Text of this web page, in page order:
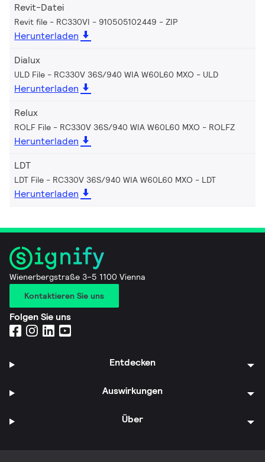
Revit-Datei
Revit file - RC330VI - 910505102449 ZIP
Herunterladen
Dialux
ULD File - RC330V 36S/940 WIA W60L60 MXO ULD
Herunterladen
Relux
ROLF File - RC330V 36S/940 WIA W60L60 MXO ROLFZ
Herunterladen
LDT
LDT File - RC330V 36S/940 WIA W60L60 MXO LDT
Herunterladen
Wienerbergstraße 3–5 1100 Vienna
Kontaktieren Sie uns
Folgen Sie uns
Entdecken
Auswirkungen
Über